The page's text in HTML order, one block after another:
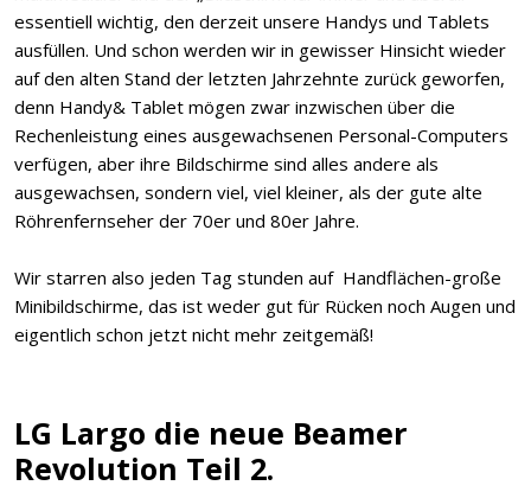
essentiell wichtig, den derzeit unsere Handys und Tablets
ausfüllen. Und schon werden wir in gewisser Hinsicht wieder
auf den alten Stand der letzten Jahrzehnte zurück geworfen,
denn Handy& Tablet mögen zwar inzwischen über die
Rechenleistung eines ausgewachsenen Personal-Computers
verfügen, aber ihre Bildschirme sind alles andere als
ausgewachsen, sondern viel, viel kleiner, als der gute alte
Röhrenfernseher der 70er und 80er Jahre.
Wir starren also jeden Tag stunden auf Handflächen-große
Minibildschirme, das ist weder gut für Rücken noch Augen und
eigentlich schon jetzt nicht mehr zeitgemäß!
LG Largo die neue Beamer
Revolution Teil 2.